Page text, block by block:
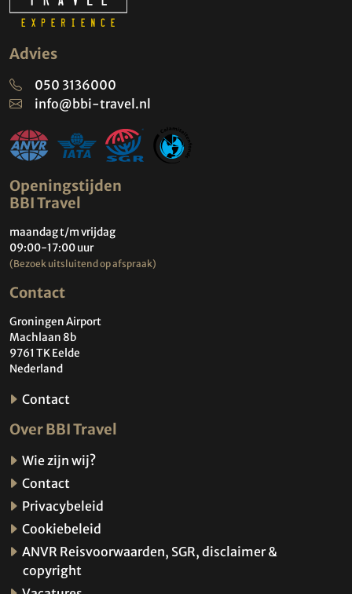
Advies
050 3136000
info@bbi-travel.nl
Openingstijden
BBI Travel
maandag t/m vrijdag
09:00-17:00 uur
(Bezoek uitsluitend op afspraak)
Contact
Groningen Airport
Machlaan 8b
9761 TK Eelde
Nederland
Contact
Over BBI Travel
Wie zijn wij?
Contact
Privacybeleid
Cookiebeleid
ANVR Reisvoorwaarden, SGR, disclaimer &
copyright